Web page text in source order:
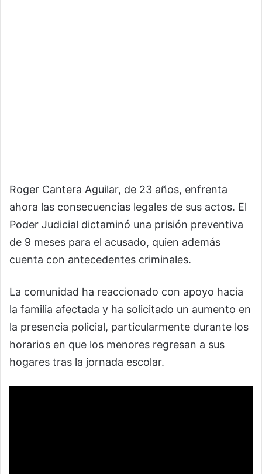
Roger Cantera Aguilar, de 23 años, enfrenta
ahora las consecuencias legales de sus actos. El
Poder Judicial dictaminó una prisión preventiva
de 9 meses para el acusado, quien además
cuenta con antecedentes criminales.
La comunidad ha reaccionado con apoyo hacia
la familia afectada y ha solicitado un aumento en
la presencia policial, particularmente durante los
horarios en que los menores regresan a sus
hogares tras la jornada escolar.